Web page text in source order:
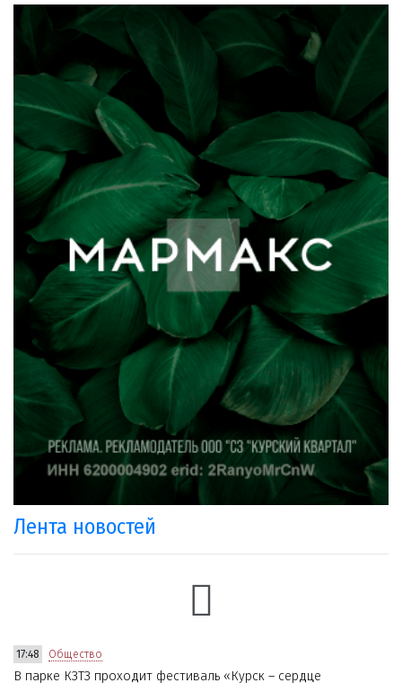
Лента новостей
17:48 Общество
В парке КЗТЗ проходит фестиваль «Курск – сердце